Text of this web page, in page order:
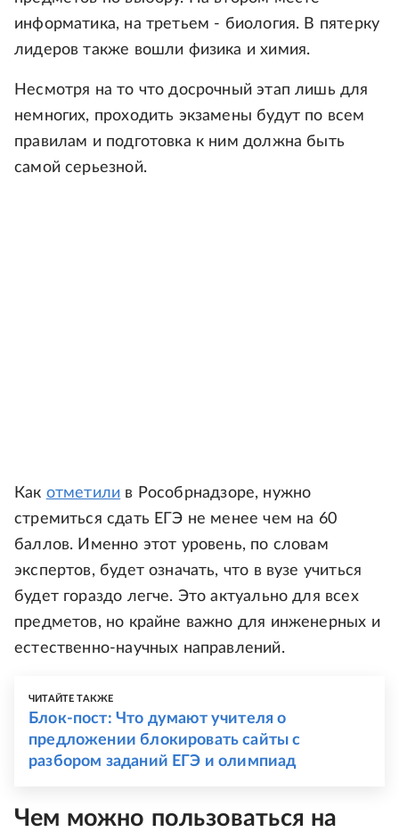
информатика, на третьем - биология. В пятерку
лидеров также вошли физика и химия.
Несмотря на то что досрочный этап лишь для
немногих, проходить экзамены будут по всем
правилам и подготовка к ним должна быть
самой серьезной.
Как отметили в Рособрнадзоре, нужно
стремиться сдать ЕГЭ не менее чем на 60
баллов. Именно этот уровень, по словам
экспертов, будет означать, что в вузе учиться
будет гораздо легче. Это актуально для всех
предметов, но крайне важно для инженерных и
естественно-научных направлений.
ЧИТАЙТЕ ТАКЖЕ
Блок-пост: Что думают учителя о
предложении блокировать сайты с
разбором заданий ЕГЭ и олимпиад
Чем можно пользоваться на